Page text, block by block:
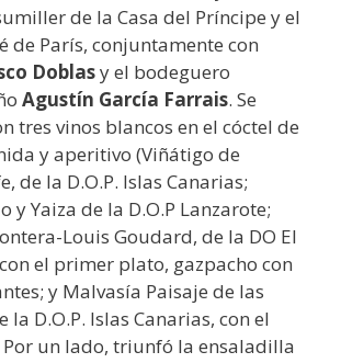
de la Casa del Príncipe y el
de París, conjuntamente con
Doblasy el bodeguero
Agustín García Farrais. Se
tres vinos blancos en el cóctel de
y aperitivo (Viñátigo de
de la D.O.P. Islas Canarias;
y Yaiza de la D.O.P Lanzarote;
Louis Goudard, de la DO El
el primer plato, gazpacho con
y Malvasía Paisaje de las
la D.O.P. Islas Canarias, con el
Por un lado, triunfó la ensaladilla